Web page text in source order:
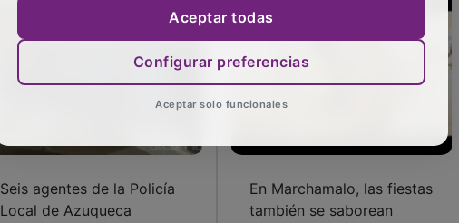
Seis agentes de la Policía
Local de Azuqueca
En Marchamalo, las fiestas
también se saborean
Aceptar todas
Configurar preferencias
Aceptar solo funcionales